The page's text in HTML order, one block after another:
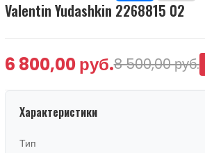
Valentin Yudashkin 2268815 02
6 800,00 руб.8 500,00 руб.
Характеристики
Тип